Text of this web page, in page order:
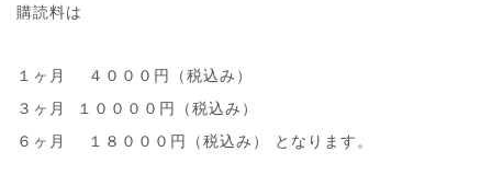
購読料は
１ヶ月 ４０００円（税込み）
３ヶ月 １００００円（税込み）
６ヶ月 １８０００円（税込み） となります。